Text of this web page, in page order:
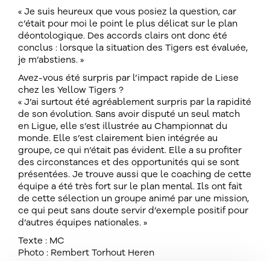
« Je suis heureux que vous posiez la question, car
c’était pour moi le point le plus délicat sur le plan
déontologique. Des accords clairs ont donc été
conclus : lorsque la situation des Tigers est évaluée,
je m’abstiens. »
Avez-vous été surpris par l’impact rapide de Liese
chez les Yellow Tigers ?
« J’ai surtout été agréablement surpris par la rapidité
de son évolution. Sans avoir disputé un seul match
en Ligue, elle s’est illustrée au Championnat du
monde. Elle s’est clairement bien intégrée au
groupe, ce qui n’était pas évident. Elle a su profiter
des circonstances et des opportunités qui se sont
présentées. Je trouve aussi que le coaching de cette
équipe a été très fort sur le plan mental. Ils ont fait
de cette sélection un groupe animé par une mission,
ce qui peut sans doute servir d’exemple positif pour
d’autres équipes nationales. »
Texte : MC
Photo : Rembert Torhout Heren